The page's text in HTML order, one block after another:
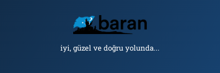
iyi, güzel ve doğru yolunda...